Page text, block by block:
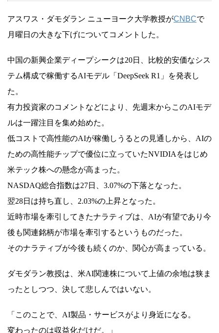
アスワス・ダモダラン ニューヨーク大学教授がCNBCで
月曜日の大きな下げについてコメントした。
中国の新興企業ディープシークは20日、比較的安価なシス
テム構成で稼働するAIモデル「DeepSeek R1」を発表し
た。
有力投資家のコメントなどにより、先週末からこのAIモデ
ルは一躍注目を集め始めた。
低コストで高性能のAIが稼働しうるとの見通しから、AIの
ための高性能チップで優位に立っていたNVIDIAをはじめ
米テック株への懸念が高まった。
NASDAQ総合指数は27日、3.07%の下落となった。
翌28日は持ち直し、2.03%の上昇となった。
近時市場を牽引してきたナラティブは、AIが有望であり今
後も関連銘柄が市場を牽引するというものだった。
そのナラティブが今後も続くのか、関心が高まっている。
ダモダラン教授は、米AI関連株について上値の余地は狭ま
ったとしつつ、決して悲しんではいない。
「このことで、AI製品・サービスがより身近になる。
変わったのは収益化だけだ。」